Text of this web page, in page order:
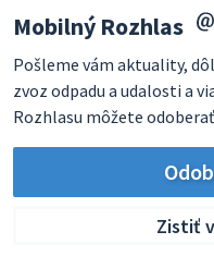
Mobilný Rozhlas
Pošleme vám aktuality,
zvoz odpadu a udalosti a
Rozhlasu môžete
Zistiť